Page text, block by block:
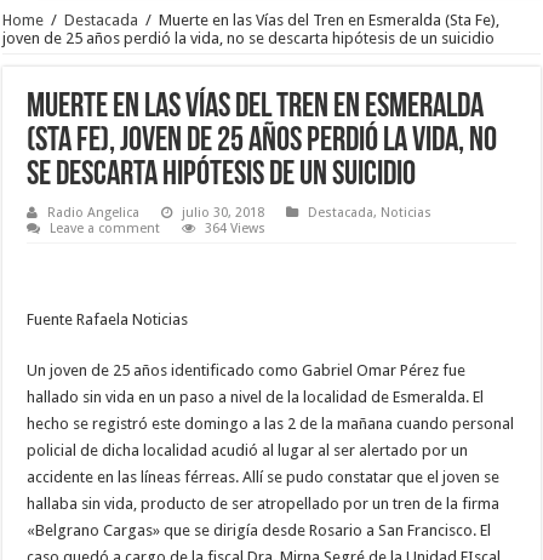
Home / Destacada / Muerte en las Vías del Tren en Esmeralda (Sta Fe),
joven de 25 años perdió la vida, no se descarta hipótesis de un suicidio
Muerte en las Vías del Tren en Esmeralda
(Sta Fe), joven de 25 años perdió la vida, no
se descarta hipótesis de un suicidio
Radio Angelica julio 30, 2018 Destacada, Noticias
Leave a comment
364 Views
Fuente Rafaela Noticias
Un joven de 25 años identificado como Gabriel Omar Pérez fue
hallado sin vida en un paso a nivel de la localidad de Esmeralda. El
hecho se registró este domingo a las 2 de la mañana cuando personal
policial de dicha localidad acudió al lugar al ser alertado por un
accidente en las líneas férreas. Allí se pudo constatar que el joven se
hallaba sin vida, producto de ser atropellado por un tren de la firma
«Belgrano Cargas» que se dirigía desde Rosario a San Francisco. El